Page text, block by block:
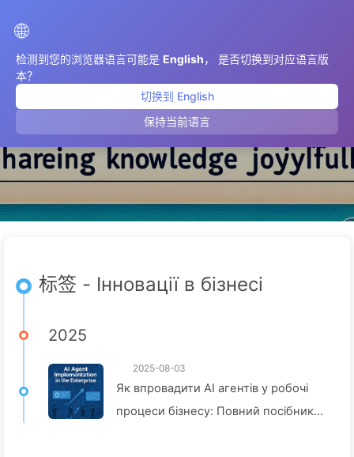
🌐
检测到您的浏览器语言可能是 English， 是否切换到对应语言版
本？
切换到 English
保持当前语言
Інновації в бізнесі
标签 - Інновації в бізнесі
2025
2025-08-03
Як впровадити AI агентів у робочі
процеси бізнесу: Повний посібник